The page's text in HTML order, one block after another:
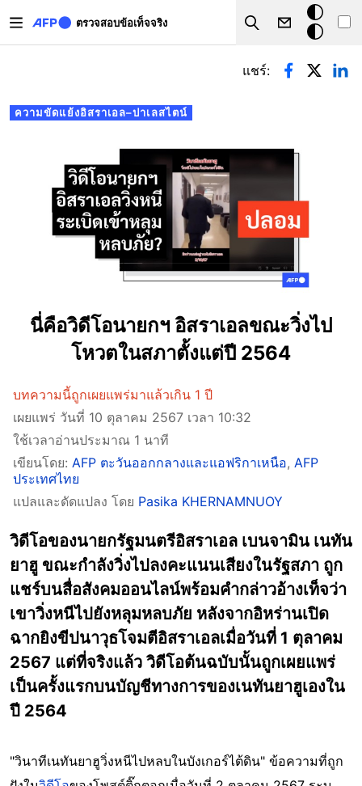
ตรวจสอบข้อเท็จจริง
Search
โหมด
มืด
Primary tabs
ความขัดแย้งอิสราเอล–ปาเลสไตน์
แชร์:
นี่คือวิดีโอนายกฯ อิสราเอลขณะวิ่งไป
โหวตในสภาตั้งแต่ปี 2564
บทความนี้ถูกเผยแพร่มาแล้วเกิน 1 ปี
เผยแพร่ วันที่ 10 ตุลาคม 2567 เวลา 10:32
ใช้เวลาอ่านประมาณ 1 นาที
เขียนโดย: AFP ตะวันออกกลางและแอฟริกาเหนือ, AFP
ประเทศไทย
แปลและดัดแปลง โดย Pasika KHERNAMNUOY
วิดีโอของนายกรัฐมนตรีอิสราเอล เบนจามิน เนทัน
ยาฮู ขณะกำลังวิ่งไปลงคะแนนเสียงในรัฐสภา ถูก
แชร์บนสื่อสังคมออนไลน์พร้อมคำกล่าวอ้างเท็จว่า
เขาวิ่งหนีไปยังหลุมหลบภัย หลังจากอิหร่านเปิด
ฉากยิงขีปนาวุธโจมตีอิสราเอลเมื่อวันที่ 1 ตุลาคม
2567 แต่ที่จริงแล้ว วิดีโอต้นฉบับนั้นถูกเผยแพร่
เป็นครั้งแรกบนบัญชีทางการของเนทันยาฮูเองใน
ปี 2564
"วินาทีเนทันยาฮูวิ่งหนีไปหลบในบังเกอร์ไต้ดิน" ข้อความที่ถูก